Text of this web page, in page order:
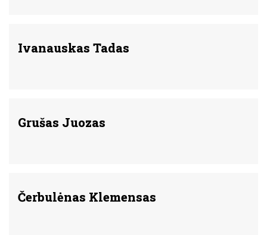
Ivanauskas Tadas
Grušas Juozas
Čerbulėnas Klemensas